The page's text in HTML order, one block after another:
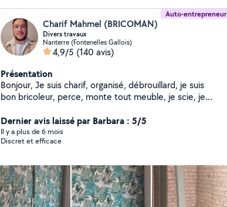
Auto-entrepreneur
Charif Mahmel (BRICOMAN)
Divers travaux
Nanterre (Fontenelles Gallois)
4,9/5 (140 avis)
Présentation
Bonjour, Je suis charif, organisé, débrouillard, je suis
bon bricoleur, perce, monte tout meuble, je scie, je
voulez plus (coupe, peint, ajout d'élément...). -montage
cuisine -montage meuble. Tout genre de petit travaux -
peinture générale. Papier peint Pose atoil de verre
six cinquante et un vingt_huit cinquante deux vingt_sept
Dernier avis laissé par Barbara : 5/5
Il y a plus de 6 mois
Discret et efficace